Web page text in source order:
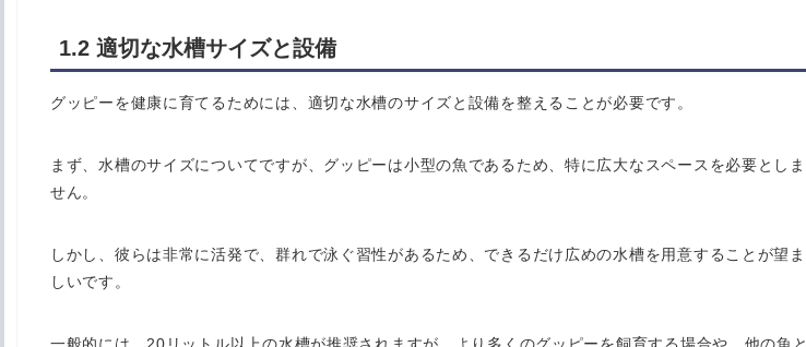
1.2 適切な水槽サイズと設備
グッピーを健康に育てるためには、適切な水槽のサイズと設備を整えることが必要です。
まず、水槽のサイズについてですが、グッピーは小型の魚であるため、特に広大なスペースを必要としま
せん。
しかし、彼らは非常に活発で、群れで泳ぐ習性があるため、できるだけ広めの水槽を用意することが望ま
しいです。